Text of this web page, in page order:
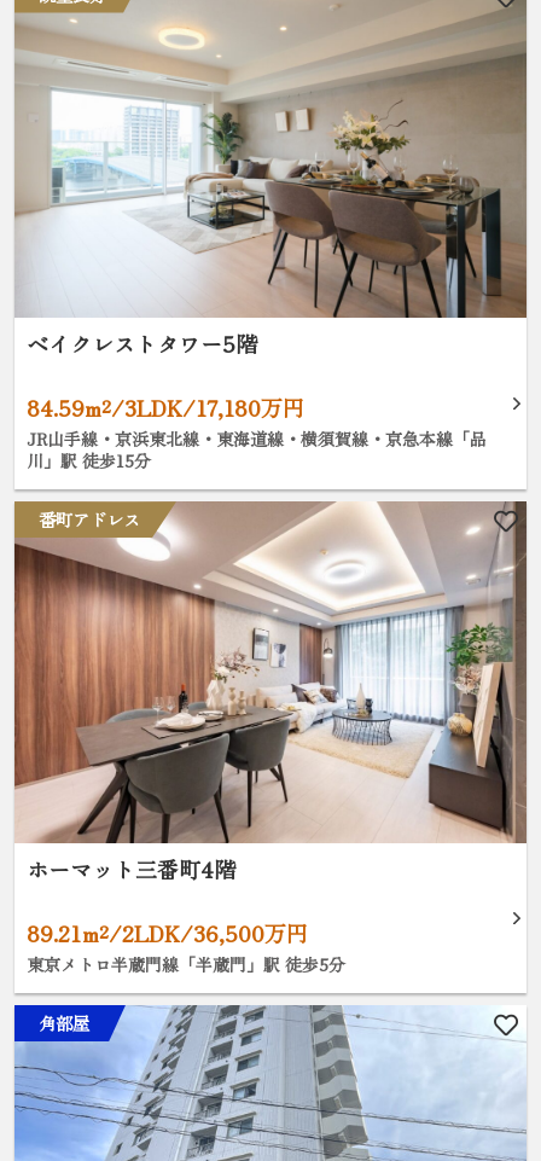
ベイクレストタワー5階
84.59m²/3LDK/17,180万円
JR山手線・京浜東北線・東海道線・横須賀線・京急本線「品
川」駅 徒歩15分
番町アドレス
ホーマット三番町4階
89.21m²/2LDK/36,500万円
東京メトロ半蔵門線「半蔵門」駅 徒歩5分
角部屋